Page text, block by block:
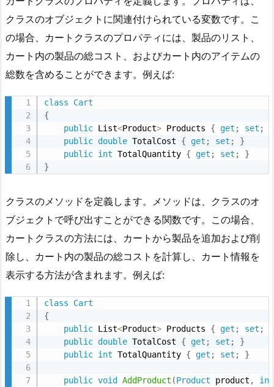
クラスのオブジェクトに関連付けられている変数です。こ
の場合、カートクラスのプロパティには、製品のリスト、
カート内の製品の総コスト、およびカート内のアイテムの
総数を含めることができます。例えば:
class
Cart
{
public List<Product> Products { get ; set ;
public double TotalCost { get ; set ;
}
public int TotalQuantity { get ; set ;
}
}
クラスのメソッドを定義します。メソッドは、クラスのオ
ブジェクトで呼び出すことができる関数です。この場合、
カートクラスの方法には、カートから製品を追加および削
除し、カート内の製品の総コストを計算し、カート情報を
表示する方法が含まれます。例えば:
class
Cart
{
public List<Product> Products { get ; set ;
public double TotalCost { get ; set ;
}
public int TotalQuantity { get ; set ; }
public void AddProduct (Product product ,
int